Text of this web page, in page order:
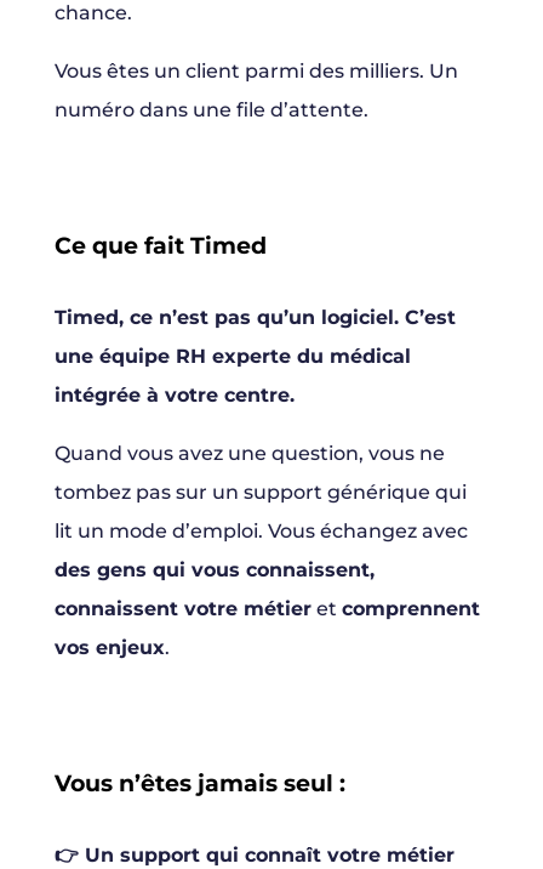
chance.
Vous êtes un client parmi des milliers. Un
numéro dans une file d’attente.
Ce que fait Timed
Timed, ce n’est pas qu’un logiciel. C’est
une équipe RH experte du médical
intégrée à votre centre.
Quand vous avez une question, vous ne
tombez pas sur un support générique qui
lit un mode d’emploi. Vous échangez avec
des gens qui vous connaissent,
connaissent votre métieret comprennent
vos enjeux.
Vous n’êtes jamais seul :
👉 Un support qui connaît votre métier